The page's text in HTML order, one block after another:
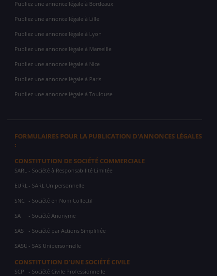
Publiez une annonce légale à Bordeaux
Publiez une annonce légale à Lille
Publiez une annonce légale à Lyon
Publiez une annonce légale à Marseille
Publiez une annonce légale à Nice
Publiez une annonce légale à Paris
Publiez une annonce légale à Toulouse
FORMULAIRES POUR LA PUBLICATION D'ANNONCES LÉGALES
:
CONSTITUTION DE SOCIÉTÉ COMMERCIALE
SARL - Société à Responsabilité Limitée
EURL - SARL Unipersonnelle
SNC - Société en Nom Collectif
SA - Société Anonyme
SAS - Société par Actions Simplifiée
SASU - SAS Unipersonnelle
CONSTITUTION D'UNE SOCIÉTÉ CIVILE
SCP - Société Civile Professionnelle